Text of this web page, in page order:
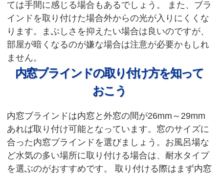
ては手間に感じる場合もあるでしょう。
また、ブラ
インドを取り付けた場合外からの光が入りにくくな
ります。まぶしさを抑えたい場合は良いのですが、
部屋が暗くなるのが嫌な場合は注意が必要かもしれ
ません。
内窓ブラインドの取り付け方を知って
おこう
内窓ブラインドは内窓と外窓の間が26mm～29mm
あれば取り付け可能となっています。窓のサイズに
合った内窓ブラインドを選びましょう。お風呂場な
ど水気の多い場所に取り付ける場合は、耐水タイプ
を選ぶのがおすすめです。
取り付ける際はまず内窓